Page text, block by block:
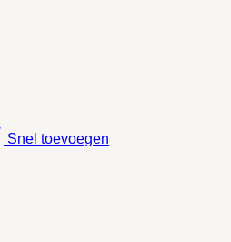
Snel toevoegen